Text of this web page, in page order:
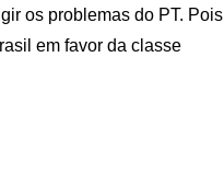
os problemas do PT. Pois
em favor da classe